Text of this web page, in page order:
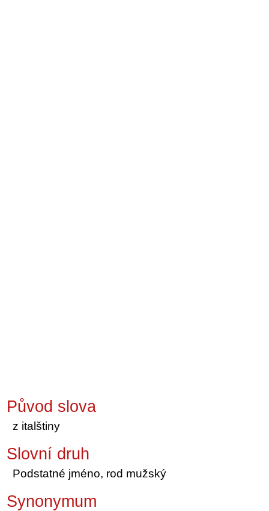
Původ slova
z italštiny
Slovní druh
Podstatné jméno, rod mužský
Synonymum